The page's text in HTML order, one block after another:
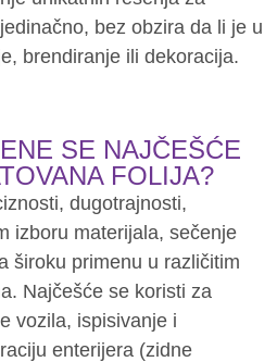
bez obzira da li je u
brendiranje ili dekoracija.
SE NAJČEŠĆE
FOLIJA?
dugotrajnosti,
izboru materijala, sečenje
široku primenu u različitim
Najčešće se koristi za
vozila, ispisivanje i
enterijera (zidne